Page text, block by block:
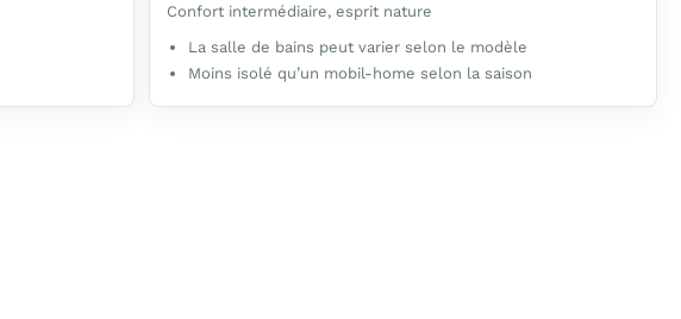
Confort intermédiaire, esprit nature
La salle de bains peut varier selon le modèle
Moins isolé qu’un mobil-home selon la saison